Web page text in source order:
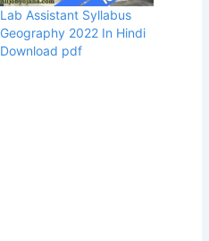
Lab Assistant Syllabus
Geography 2022 In Hindi
Download pdf